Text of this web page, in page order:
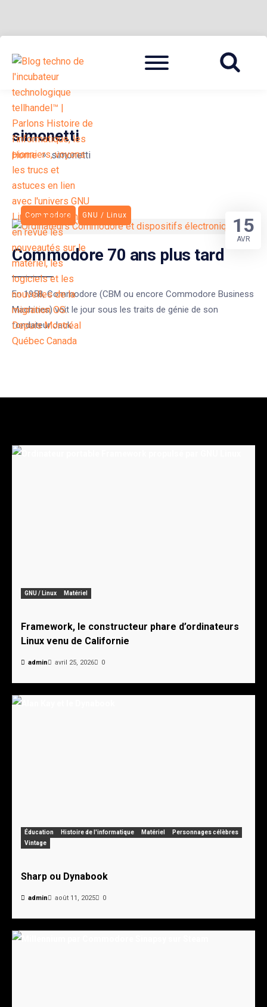
content
BLOG TECHNOLOGIQUE DU HUB | MIGRATION GNU LINUX
Menu
simonetti
Home»simonetti
Commodore GNU / Linux
Commodore 70 ans plus tard
En 1958, Commodore (CBM ou encore Commodore Business
Machines) voit le jour sous les traits de génie de son
fondateur Jack
15
AVR
GNU / Linux Matériel
Framework, le constructeur phare d’ordinateurs
Linux venu de Californie
admin avril 25, 2026 0
Éducation Histoire de l'informatique Matériel
Personnages célèbres
Vintage
Sharp ou Dynabook
admin août 11, 2025 0